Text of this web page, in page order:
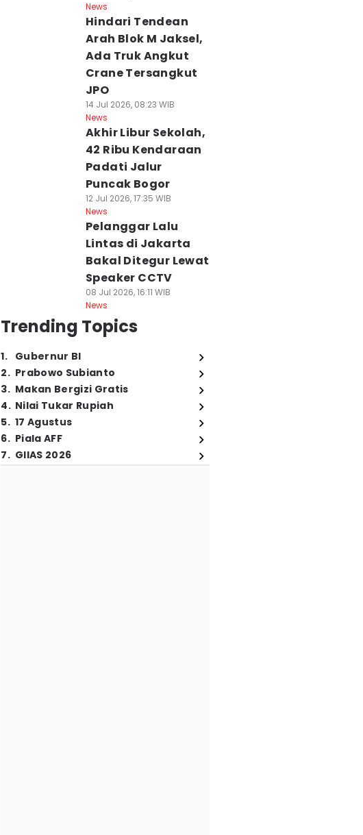
News
Hindari Tendean
Arah Blok M Jaksel,
Ada Truk Angkut
Crane Tersangkut
JPO
14 Jul 2026, 08:23 WIB
News
Akhir Libur Sekolah,
42 Ribu Kendaraan
Padati Jalur
Puncak Bogor
12 Jul 2026, 17:35 WIB
News
Pelanggar Lalu
Lintas di Jakarta
Bakal Ditegur Lewat
Speaker CCTV
08 Jul 2026, 16:11 WIB
News
Trending Topics
1. Gubernur BI
2. Prabowo Subianto
3. Makan Bergizi Gratis
4. Nilai Tukar Rupiah
5. 17 Agustus
6. Piala AFF
7. GIIAS 2026